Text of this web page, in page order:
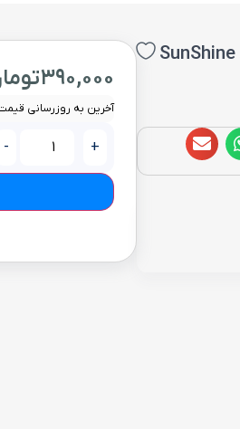
390,000
آخرین به روزرسانی قیمت: 2 ساعت
+
-